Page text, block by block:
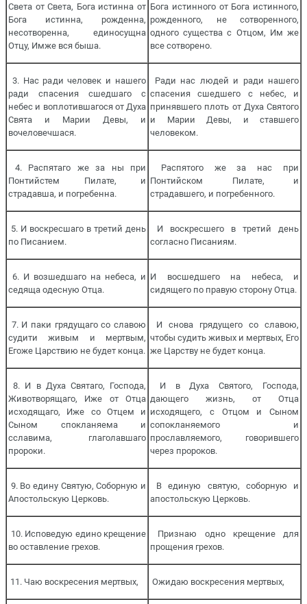
Света от Света, Бога истинна от
Бога истинна, рожденна,
несотворенна, единосущна
Отцу, Имже вся быша.
Бога истинного от Бога истинного,
рожденного, не сотворенного,
одного существа с Отцом, Им же
все сотворено.
3. Нас ради человек и нашего
ради спасения сшедшаго с
небес и воплотившагося от Духа
Свята и Марии Девы, и
вочеловечшася.
Ради нас людей и ради нашего
спасения сшедшего с небес, и
принявшего плоть от Духа Святого
и Марии Девы, и ставшего
человеком.
4. Распятаго же за ны при
Понтийстем Пилате, и
страдавша, и погребенна.
Распятого же за нас при
Понтийском Пилате, и
страдавшего, и погребенного.
5. И воскресшаго в третий день
по Писанием.
И воскресшего в третий день
согласно Писаниям.
6. И возшедшаго на небеса, и
седяща одесную Отца.
И восшедшего на небеса, и
сидящего по правую сторону Отца.
7. И паки грядущаго со славою
судити живым и мертвым,
Егоже Царствию не будет конца.
И снова грядущего со славою,
чтобы судить живых и мертвых, Его
же Царству не будет конца.
8. И в Духа Святаго, Господа,
Животворящаго, Иже от Отца
исходящаго, Иже со Отцем и
Сыном спокланяема и
сславима, глаголавшаго
пророки.
И в Духа Святого, Господа,
дающего жизнь, от Отца
исходящего, с Отцом и Сыном
сопокланяемого и
прославляемого, говорившего
через пророков.
9. Во едину Святую, Соборную и
Апостольскую Церковь.
В единую святую, соборную и
апостольскую Церковь.
10. Исповедую едино крещение
во оставление грехов.
Признаю одно крещение для
прощения грехов.
11. Чаю воскресения мертвых, Ожидаю воскресения мертвых,